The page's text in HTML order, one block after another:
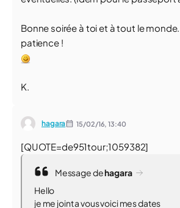
Bonne soirée à toi et à tout le
patience !
K.
hagara 15/02/16,13:40
[QUOTE=de951tour;1059382]
Message dehagara
Hello
je me joint a vous voici mes dates